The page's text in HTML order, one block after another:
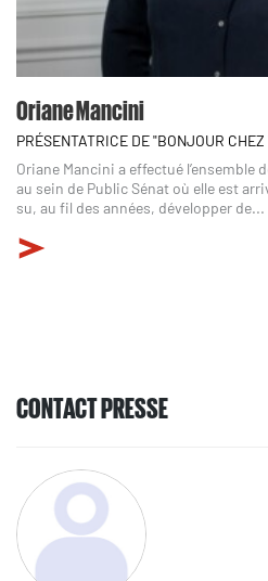
Oriane Mancini
PRÉSENTATRICE DE "BONJOUR CHEZ
Oriane Mancini a effectué
au sein de Public Sénat où elle est
su, au fil des années, développer de...
CONTACT PRESSE